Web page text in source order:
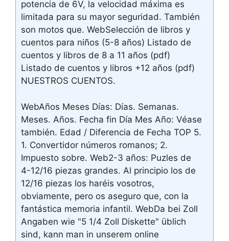
potencia de 6V, la velocidad máxima es
limitada para su mayor seguridad. También
son motos que. WebSelección de libros y
cuentos para niños (5-8 años) Listado de
cuentos y libros de 8 a 11 años (pdf)
Listado de cuentos y libros +12 años (pdf)
NUESTROS CUENTOS.
WebAños Meses Días: Días. Semanas.
Meses. Años. Fecha fin Día Mes Año: Véase
también. Edad / Diferencia de Fecha TOP 5.
1. Convertidor números romanos; 2.
Impuesto sobre. Web2-3 años: Puzles de
4-12/16 piezas grandes. Al principio los de
12/16 piezas los haréis vosotros,
obviamente, pero os aseguro que, con la
fantástica memoria infantil. WebDa bei Zoll
Angaben wie "5 1/4 Zoll Diskette" üblich
sind, kann man in unserem online